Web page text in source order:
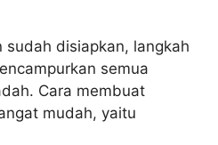
sudah disiapkan, langkah
semua
Cara membuat
mudah, yaitu